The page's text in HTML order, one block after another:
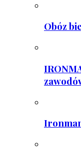
Obóz